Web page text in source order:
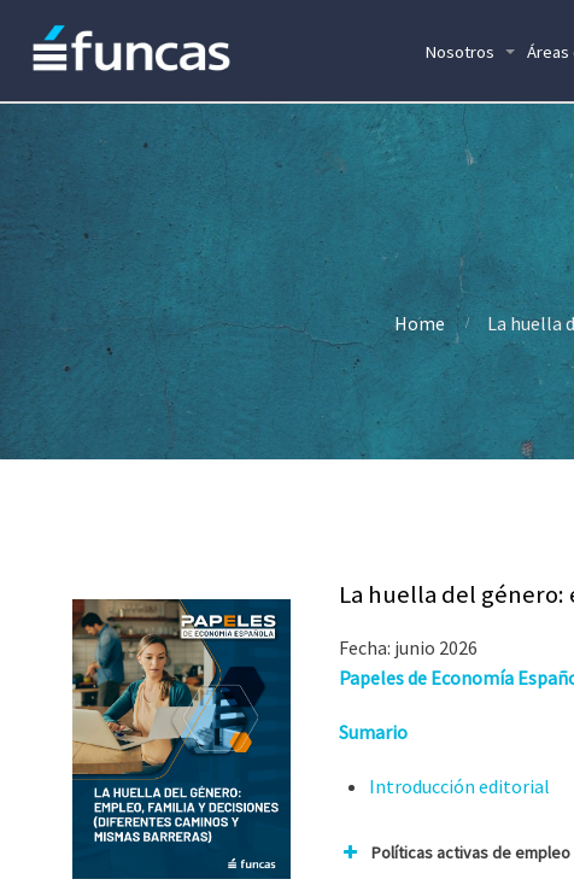
Nosotros
Home La huella
La huella del género:
Fecha: junio 2026
Papeles de Economía
Sumario
Introducción editorial
Políticas activas de